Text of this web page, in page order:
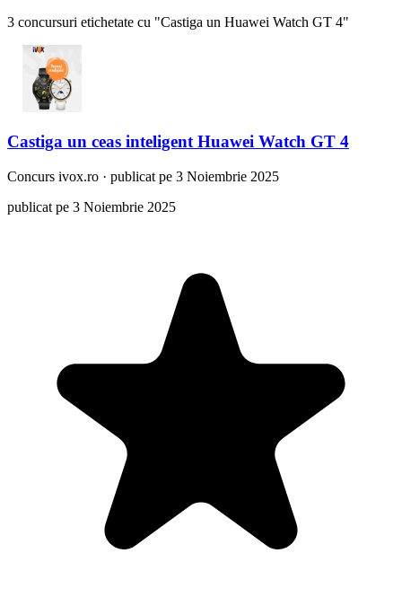
3 concursuri etichetate cu "Castiga un Huawei Watch GT 4"
Castiga un ceas inteligent Huawei Watch GT 4
Concurs ivox.ro · publicat pe 3 Noiembrie 2025
publicat pe 3 Noiembrie 2025